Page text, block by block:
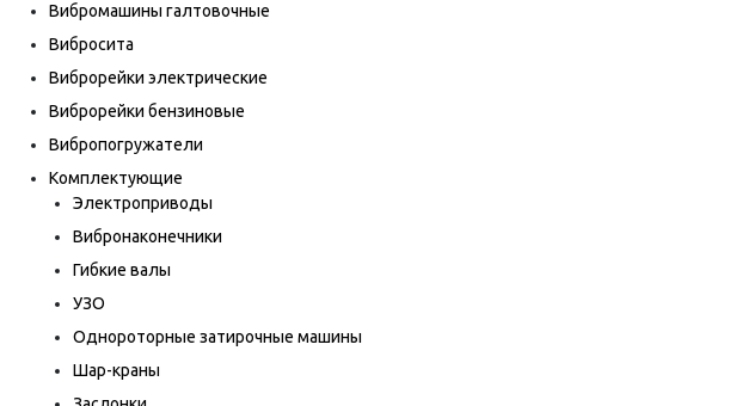
Вибромашины галтовочные
Вибросита
Виброрейки электрические
Виброрейки бензиновые
Вибропогружатели
Комплектующие
Электроприводы
Вибронаконечники
Гибкие валы
УЗО
Однороторные затирочные машины
Шар-краны